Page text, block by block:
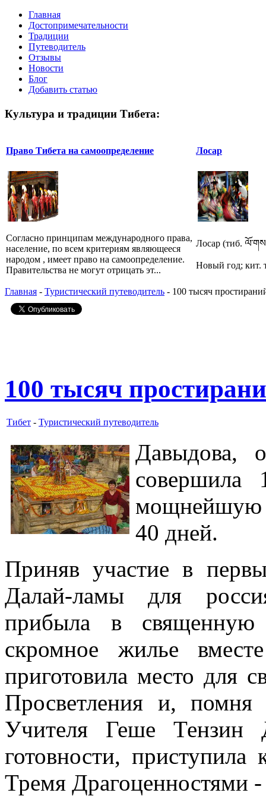
Главная
Достопримечательности
Традиции
Путеводитель
Отзывы
Новости
Блог
Добавить статью
Культура и традиции Тибета:
Право Тибета на самоопределение
Согласно принципам международного права,
население, по всем критериям являющееся
народом , имеет право на самоопределение.
Правительства не могут отрицать эт...
Лосар
Лосар (тиб.
Новый год; кит.
Главная - Туристический путеводитель - 100 тысяч
100 тысяч
Тибет - Туристический путеводитель
Давыдова,
совершила
мощнейшую
40 дней.
Приняв участие в
Далай-ламы для
прибыла в
скромное жилье
приготовила место для
Просветления и, помня
Учителя Геше Тензин
готовности,
Тремя Драгоценностями